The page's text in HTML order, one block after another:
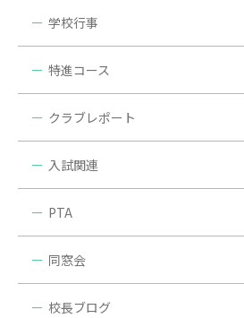
学校行事
特進コース
クラブレポート
入試関連
PTA
同窓会
校長ブログ